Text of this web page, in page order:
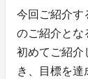
今回ご紹介す
のご紹介とな
初めてご紹介
き、目標を達